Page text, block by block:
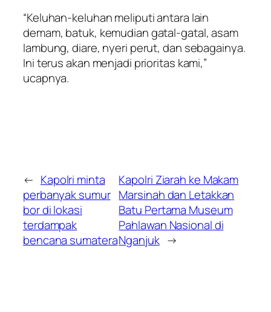
“Keluhan-keluhan meliputi antara lain
demam, batuk, kemudian gatal-gatal, asam
lambung, diare, nyeri perut, dan sebagainya.
Ini terus akan menjadi prioritas kami,”
ucapnya.
← Kapolri minta
perbanyak sumur
bor di lokasi
terdampak
bencana sumatera
Kapolri Ziarah ke Makam
Marsinah dan Letakkan
Batu Pertama Museum
Pahlawan Nasional di
Nganjuk →